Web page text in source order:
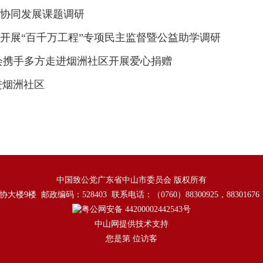
同发展课题调研
展“百千万工程”专项民主监督暨公益助学调研
手多方走进烟洲社区开展爱心捐赠
洲社区
中国致公党广东省中山市委员会 版权所有
大楼9楼 邮政编码：528403 联系电话：（0760）88300925，88301676
粤公网安备 44200002442543号
中山网提供技术支持
您是第 位访客